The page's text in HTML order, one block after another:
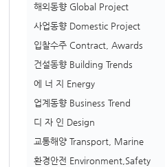
해외동향 Global Project
사업동향 Domestic Project
입찰수주 Contract, Awards
건설동향 Building Trends
에 너 지 Energy
업계동향 Business Trend
디 자 인 Design
교통해양 Transport, Marine
환경안전 Environment,Safety